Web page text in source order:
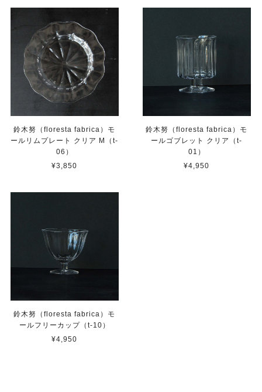
鈴木努（floresta fabrica）モ
ールリムプレート クリア M（t-
06）
¥3,850
鈴木努（floresta fabrica）モ
ールゴブレット クリア（t-
01）
¥4,950
鈴木努（floresta fabrica）モ
ールフリーカップ（t-10）
¥4,950